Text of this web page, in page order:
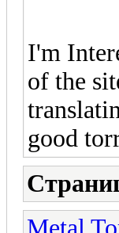
I'm
of the
good